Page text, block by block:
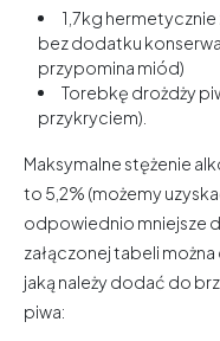
1,7kg
bez dodatku
przypomina miód)
Torebkę drożdży
przykryciem).
Maksymalne stężenie
to 5,2% (możemy
odpowiednio mniejsze
załączonej tabeli
jaką należy dodać do
piwa: